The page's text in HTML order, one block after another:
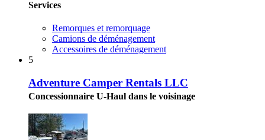
Services
Remorques et remorquage
Camions de déménagement
Accessoires de déménagement
5
Adventure Camper Rentals LLC
Concessionnaire U-Haul dans le voisinage